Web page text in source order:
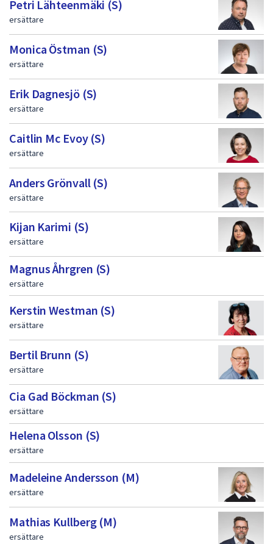
Petri Lähteenmäki (S)
ersättare
Monica Östman (S)
ersättare
Erik Dagnesjö (S)
ersättare
Caitlin Mc Evoy (S)
ersättare
Anders Grönvall (S)
ersättare
Kijan Karimi (S)
ersättare
Magnus Åhrgren (S)
ersättare
Kerstin Westman (S)
ersättare
Bertil Brunn (S)
ersättare
Cia Gad Böckman (S)
ersättare
Helena Olsson (S)
ersättare
Madeleine Andersson (M)
ersättare
Mathias Kullberg (M)
ersättare